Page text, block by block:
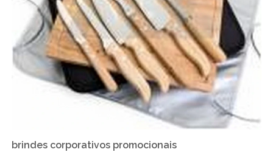
brindes corporativos promocionais